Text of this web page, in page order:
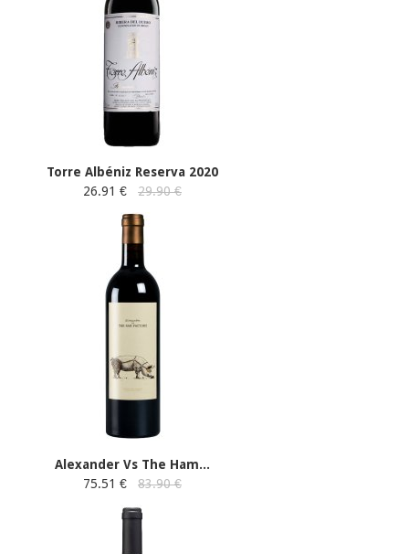
Torre Albéniz Reserva 2020
26.91 €
29.90 €
Alexander Vs The Ham...
75.51 €
83.90 €